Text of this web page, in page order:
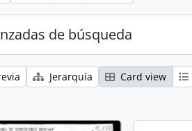
de búsqueda
Jerarquía Card view